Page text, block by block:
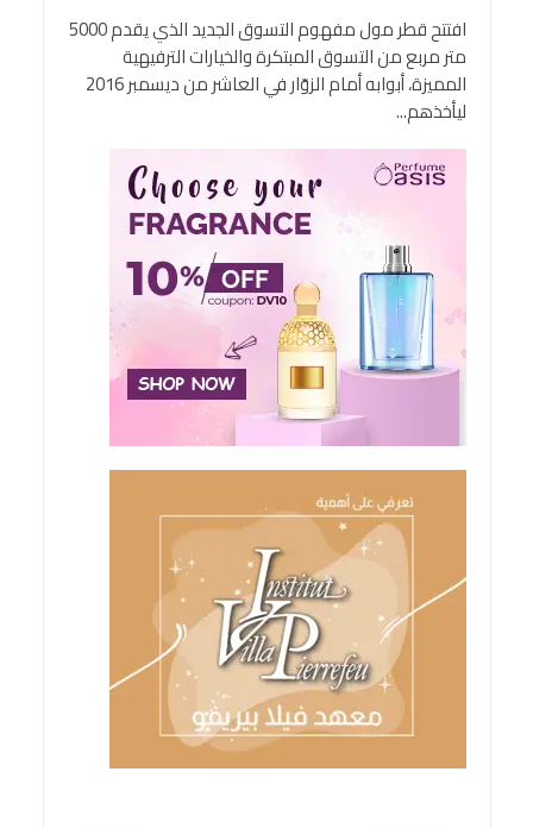
افتتح قطر مول مفهوم التسوق الجديد الذي يقدم 5000
متر مربع من التسوق المبتكرة والخيارات الترفيهية
المميزة، أبوابه أمام الزوّار في العاشر من ديسمبر 2016
ليأخذهم...